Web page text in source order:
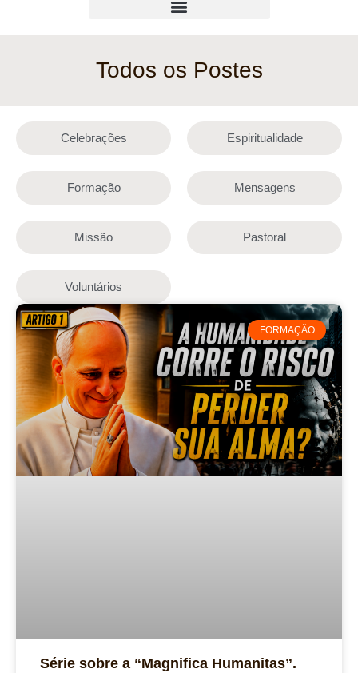
Todos os Postes
Celebrações Espiritualidade
Formação Mensagens
Missão Pastoral
Voluntários
FORMAÇÃO
Série sobre a “Magnifica Humanitas”.